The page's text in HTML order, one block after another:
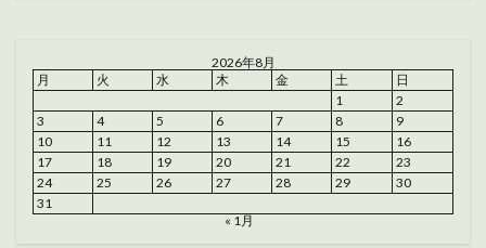
2026年8月
月
火 水 木 金 土
日
1
2
3
4 5 6 7 8
9
10
11 12 13 14 15
16
17
18 19 20 21 22
23
24
25 26 27 28 29
30
31
« 1月